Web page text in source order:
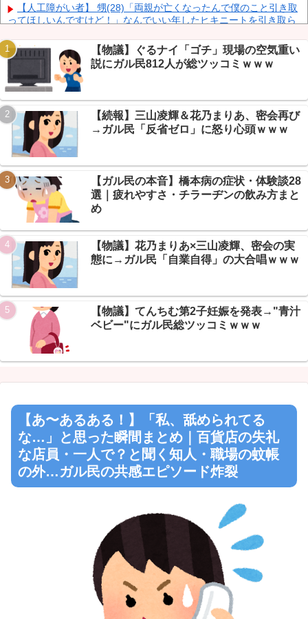
Powered by livedoor 相互RSS
【人工障がい者】 甥(28)「両親が亡くなったんで僕のこと引き取
ってほしいんですけど！」なんでいい年したヒキニートを引き取ら
【画像】 Netflix版『リボンの騎士』、とんでもない事になるｗｗ
ｗｗｗ NEW!
【悲報】ベストクレカ選手権開催→VIPPER「JCBは情弱」大合戦
の末にまさかの結論ｗｗｗ
【まとめ】剣道だと激弱なのに真剣なら最強の薬丸自顕流→達人
がVIP民の質問に本気回答ｗｗｗ NEW!
【放送事故】 昔のドラマのレ◯プシーン、今見るとアウトすぎ
る・・・ NEW!
【悲報】NGT48板民、新曲発表の日に他店ケンカ祭り→「今日は
大事な日だろ」ｗ NEW!
Powered by livedoor 相互RSS
【物議】ぐるナイ「ゴチ」現場の空気重い
説にガル民812人が総ツッコミｗｗｗ
【続報】三山凌輝＆花乃まりあ、密会再び
→ガル民「反省ゼロ」に怒り心頭ｗｗｗ
【ガル民の本音】橋本病の症状・体験談28
選｜疲れやすさ・チラーヂンの飲み方まと
め
【物議】花乃まりあ×三山凌輝、密会の実
態に→ガル民「自業自得」の大合唱ｗｗｗ
【物議】てんちむ第2子妊娠を発表→"青汁
ベビー"にガル民総ツッコミｗｗｗ
【あ〜あるある！】「私、舐められてる
な…」と思った瞬間まとめ｜百貨店の失礼
な店員・一人で？と聞く知人・職場の蚊帳
の外…ガル民の共感エピソード炸裂